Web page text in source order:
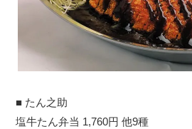
■ たん之助
塩牛たん弁当 1,760円 他9種